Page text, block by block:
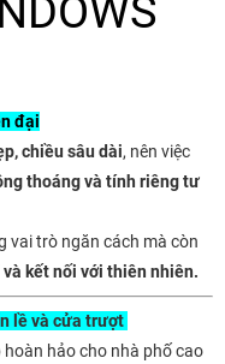
đại
chiều sâu dài, nên việc
thoáng và tính riêng tư
vai trò ngăn cách mà còn
kết nối với thiên nhiên.
lề và cửa trượt
hoàn hảo cho nhà phố cao